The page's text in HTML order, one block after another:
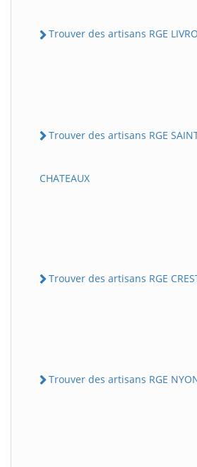
Trouver des artisans RGE
Trouver des artisans RGE
CHATEAUX
Trouver des artisans RGE
Trouver des artisans RGE